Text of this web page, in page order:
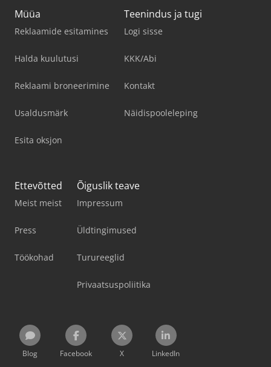
Müüa
Reklaamide esitamines
Halda kuulutusi
Reklaami broneerimine
Usaldusmärk
Esita oksjon
Teenindus ja tugi
Logi sisse
KKK/Abi
Kontakt
Näidispooleleping
Ettevõtted
Meist meist
Press
Töökohad
Õiguslik teave
Impressum
Üldtingimused
Turureeglid
Privaatsuspoliitika
Blog Facebook X LinkedIn